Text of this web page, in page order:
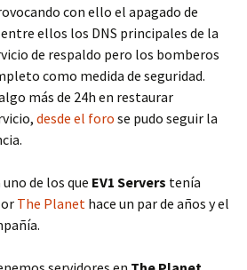
con ello el apagado de
ellos los DNS principales de la
de respaldo pero los bomberos
como medida de seguridad.
más de 24h en restaurar
desde el foro se pudo seguir la
de los que EV1 Servers tenía
The Planet hace un par de años y el